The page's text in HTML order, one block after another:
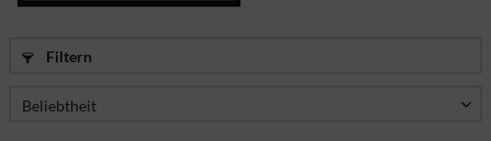
Filtern